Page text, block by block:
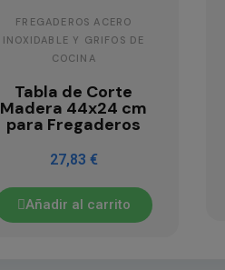
FREGADEROS ACERO
INOXIDABLE Y GRIFOS DE
COCINA
Tabla de Corte
Madera 44x24 cm
para Fregaderos
27,83 €
Añadir al carrito